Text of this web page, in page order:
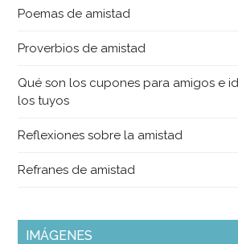
Poemas de amistad
Proverbios de amistad
Qué son los cupones para amigos e
los tuyos
Reflexiones sobre la amistad
Refranes de amistad
IMÁGENES